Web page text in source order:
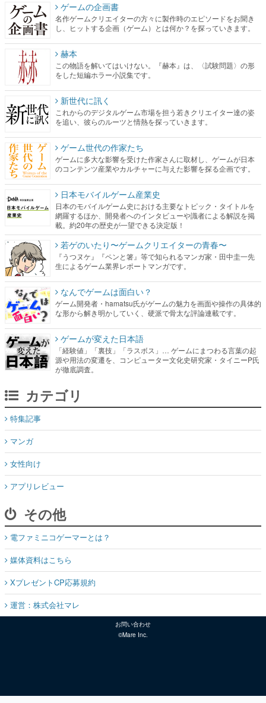
ゲームの企画書
名作ゲームクリエイターの方々に製作時のエピソードをお聞き
し、ヒットする企画（ゲーム）とは何か？を探っていきます。
赫本
この物語を解いてはいけない。『赫本』は、〈試験問題〉の形
をした短編ホラー小説集です。
新世代に訊く
これからのデジタルゲーム市場を担う若きクリエイター達の姿
を追い、彼らのルーツと情熱を探っていきます。
ゲーム世代の作家たち
ゲームに多大な影響を受けた作家さんに取材し、ゲームが日本
のコンテンツ産業やカルチャーに与えた影響を探る企画です。
日本モバイルゲーム産業史
日本のモバイルゲーム史における主要なトピック・タイトルを
網羅するほか、開発者へのインタビューや識者による解説を掲
載。約20年の歴史が一望できる決定版！
若ゲのいたり〜ゲームクリエイターの青春〜
『うつヌケ』『ペンと箸』等で知られるマンガ家・田中圭一先
生によるゲーム業界レポートマンガです。
なんでゲームは面白い？
ゲーム開発者・hamatsu氏がゲームの魅力を画面や操作の具体的
な形から解き明かしていく、硬派で骨太な評論連載です。
ゲームが変えた日本語
「経験値」「裏技」「ラスボス」… ゲームにまつわる言葉の起
源や用法の変遷を、コンピューター文化史研究家・タイニーP氏
が徹底調査。
カテゴリ
特集記事
マンガ
女性向け
アプリレビュー
その他
電ファミニコゲーマーとは？
媒体資料はこちら
XプレゼントCP応募規約
運営：株式会社マレ
お問い合わせ
©Mare Inc.